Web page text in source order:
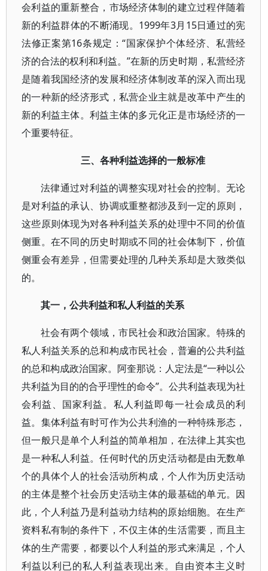
会利益的重新整合，市场经济体制的建立过程伴随着
新的利益群体的不断涌现。1999年3月15日通过的宪
法修正案第16条规定：“国家保护个体经济、私营经
济的合法的权利和利益。”在新的历史时期，私营经济
是随着我国经济的发展和经济体制改革的深入而出现
的一种新的经济形式，私营企业主就是改革中产生的
新的利益主体。利益主体的多元化正是市场经济的一
个重要特征。
三、各种利益选择的一般标准
法律通过对利益的调整实现对社会的控制。无论
是对利益的承认、协调或重整都涉及到一定的原则，
这些原则体现为对各种利益关系的处理中不同的价值
侧重。在不同的历史时期或不同的社会体制下，价值
侧重会有差异，但需要处理的几种关系却是大致类似
的。
其一，公共利益和私人利益的关系
社会有两个领域，市民社会和政治国家。特殊的
私人利益关系的总和构成市民社会，普遍的公共利益
的总和构成政治国家。阿奎那说：人定法是“一种以公
共利益为目的的合乎理性的命令”。公共利益表现为社
会利益、国家利益。私人利益即每一社会成员的利
益。集体利益有时可作为公共利渔的一种特殊形态，
但一般只是单个人利益的简单相加，在法律上其实也
是一种私人利益。任何时代的历史活动都是由无数单
个的具体个人的社会活动所构成，个人作为历史活动
的主体是整个社会历史活动主体的最基础的单元。因
此，个人利益乃是利益动力结构的原始细胞。在生产
资料私有制的条件下，不仅主体的生活需要，而且主
体的生产需要，都要以个人利益的形式来满足，个人
利益以利已的私人利益表现出来。自由资本主义时